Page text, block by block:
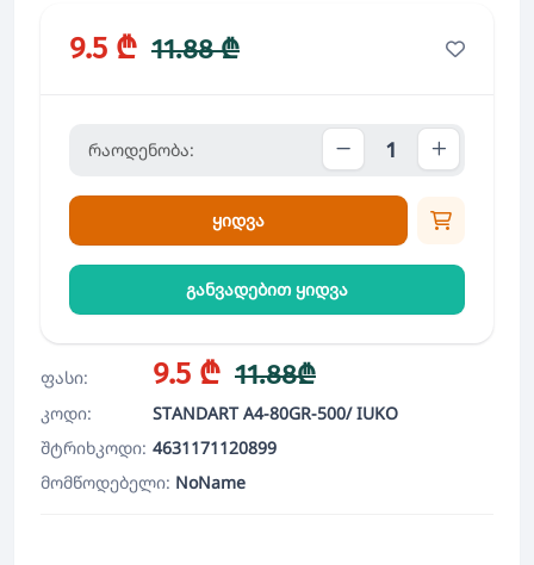
9.5 ₾ 11.88 ₾
რაოდენობა:
ყიდვა
განვადებით ყიდვა
ფასი: 9.5 ₾ 11.88₾
კოდი:
STANDART A4-80GR-500/ IUKO
შტრიხკოდი: 4631171120899
მომწოდებელი: NoName